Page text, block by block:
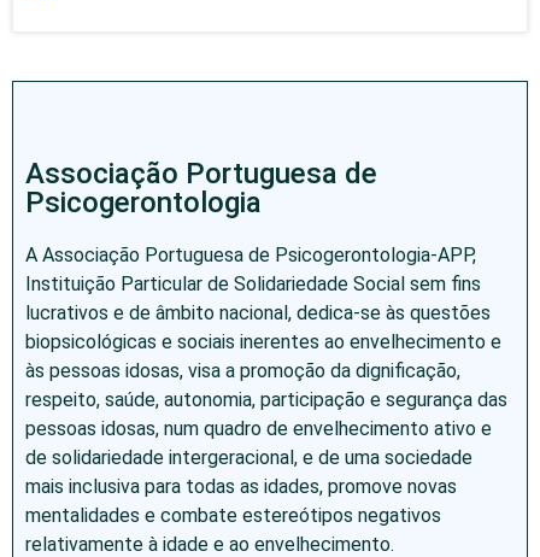
Associação Portuguesa de
Psicogerontologia
A Associação Portuguesa de Psicogerontologia-APP,
Instituição Particular de Solidariedade Social sem fins
lucrativos e de âmbito nacional, dedica-se às questões
biopsicológicas e sociais inerentes ao envelhecimento e
às pessoas idosas, visa a promoção da dignificação,
respeito, saúde, autonomia, participação e segurança das
pessoas idosas, num quadro de envelhecimento ativo e
de solidariedade intergeracional, e de uma sociedade
mais inclusiva para todas as idades, promove novas
mentalidades e combate estereótipos negativos
relativamente à idade e ao envelhecimento.